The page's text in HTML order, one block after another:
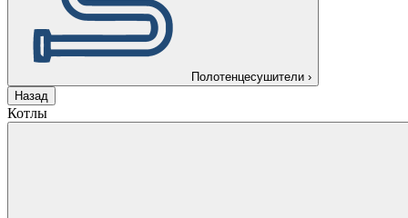
Полотенцесушители ›
Назад
Котлы